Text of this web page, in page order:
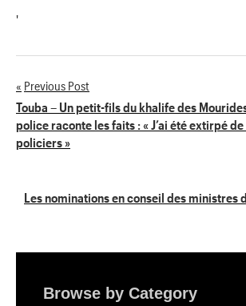
'
Navigation
de
Previous Post
Touba – Un petit-fils du khalife des
police raconte les faits : « J’ai été extirpé
policiers »
Les nominations en conseil des ministres
Browse by Category